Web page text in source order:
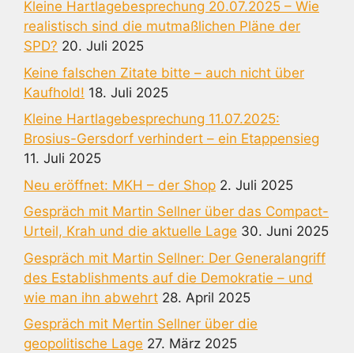
Kleine Hartlagebesprechung 20.07.2025 – Wie
realistisch sind die mutmaßlichen Pläne der
SPD? 20. Juli 2025
Keine falschen Zitate bitte – auch nicht über
Kaufhold! 18. Juli 2025
Kleine Hartlagebesprechung 11.07.2025:
Brosius-Gersdorf verhindert – ein Etappensieg
11. Juli 2025
Neu eröffnet: MKH – der Shop 2. Juli 2025
Gespräch mit Martin Sellner über das Compact-
Urteil, Krah und die aktuelle Lage 30. Juni 2025
Gespräch mit Martin Sellner: Der Generalangriff
des Establishments auf die Demokratie – und
wie man ihn abwehrt 28. April 2025
Gespräch mit Mertin Sellner über die
geopolitische Lage 27. März 2025